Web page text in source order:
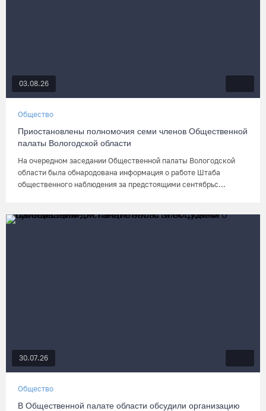
03.08.26
Общество
Приостановлены полномочия семи членов Общественной
палаты Вологодской области
На очередном заседании Общественной палаты Вологодской
области была обнародована информация о работе Штаба
общественного наблюдения за предстоящими сентябрьс...
30.07.26
Общество
В Общественной палате области обсудили организацию